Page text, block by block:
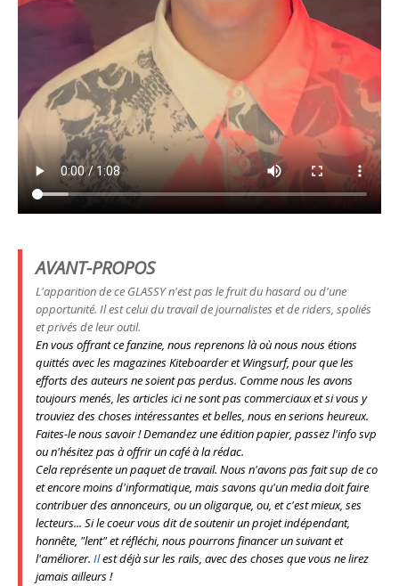
AVANT-PROPOS
L'apparition de ce GLASSY n'est pas le fruit du hasard ou d'une
opportunité. Il est celui du travail de journalistes et de riders, spoliés
et privés de leur outil.
En vous offrant ce fanzine, nous reprenons là où nous nous étions
quittés avec les magazines Kiteboarder et Wingsurf, pour que les
efforts des auteurs ne soient pas perdus. Comme nous les avons
toujours menés, les articles ici ne sont pas commerciaux et si vous y
trouviez des choses intéressantes et belles, nous en serions heureux.
Faites-le nous savoir ! Demandez une édition papier, passez l'info svp
ou n'hésitez pas à offrir un café à la rédac.
Cela représente un paquet de travail. Nous n'avons pas fait sup de co
et encore moins d'informatique, mais savons qu'un media doit faire
contribuer des annonceurs, ou un oligarque, ou, et c'est mieux, ses
lecteurs... Si le coeur vous dit de soutenir un projet indépendant,
honnête, "lent" et réfléchi, nous pourrons financer un suivant et
l'améliorer. Ilest déjà sur les rails, avec des choses que vous ne lirez
jamais ailleurs !